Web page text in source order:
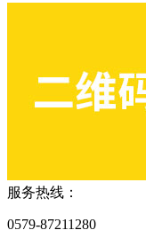
服务热线：
0579-87211280